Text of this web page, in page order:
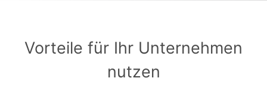
Vorteile für Ihr Unternehmen
nutzen